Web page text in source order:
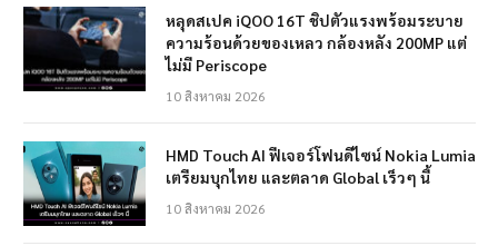
หลุดสเปค iQOO 16T ชิปตัวแรงพร้อมระบาย
ความร้อนด้วยของเหลว กล้องหลัง 200MP แต่
ไม่มี Periscope
10 สิงหาคม 2026
HMD Touch AI ฟีเจอร์โฟนดีไซน์ Nokia Lumia
เตรียมบุกไทย และตลาด Global เร็วๆ นี้
10 สิงหาคม 2026